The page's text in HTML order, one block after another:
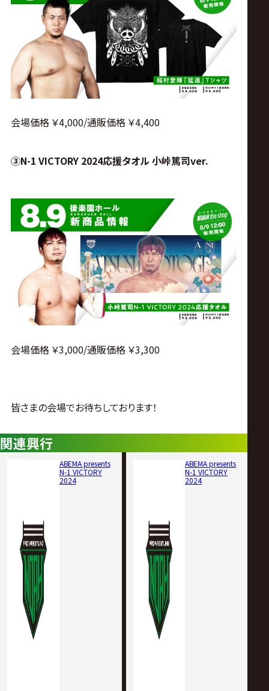
会場価格 ￥4,000/通販価格 ￥4,400
③N-1 VICTORY 2024応援タオル 小峠篤司ver.
会場価格 ￥3,000/通販価格 ￥3,300
皆さまの会場でお待ちしております！
関連興行
ABEMA presents
N-1 VICTORY
2024
ABEMA presents
N-1 VICTORY
2024